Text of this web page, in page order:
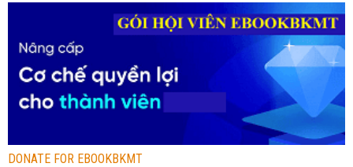
DONATE FOR EBOOKBKMT